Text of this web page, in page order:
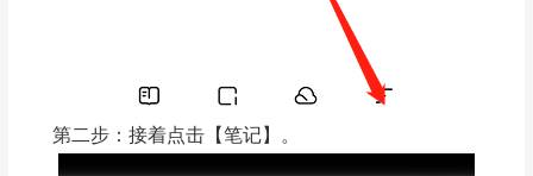
第二步：接着点击【笔记】。